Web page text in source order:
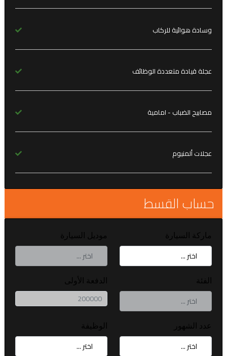
وسادة هوائية للركاب
عجلة قيادة متعددة الوظائف
مصابيح الضباب - امامية
عجلات ألمنيوم
حساب القسط
ماركة السيارة موديل السيارة
الفئة الدفعة الأولى
عدد الشهور الوظيفة